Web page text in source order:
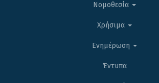
Νομοθεσία
Χρήσιμα
Ενημέρωση
Έντυπα